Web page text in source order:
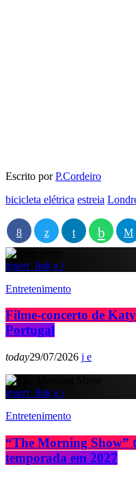
Escrito porP.Cordeiro
bicicleta elétrica estreia
insert_link
Entretenimento
Filme-concerto de
Portugal
today29/07/2026
insert_link
Entretenimento
“The Morning Show”
temporada em 2027